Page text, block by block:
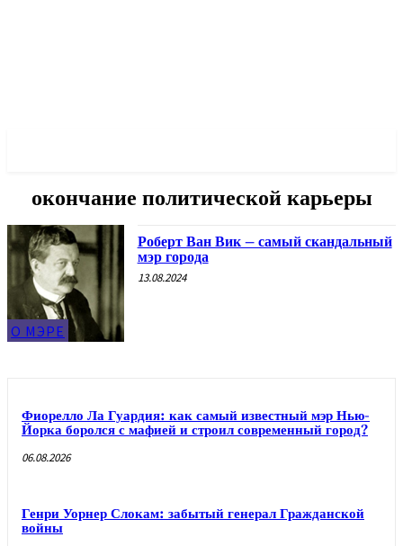
окончание политической карьеры
О МЭРЕ
Роберт Ван Вик – самый скандальный
мэр города
13.08.2024
Фиорелло Ла Гуардия: как самый известный мэр Нью-
Йорка боролся с мафией и строил современный город?
06.08.2026
Генри Уорнер Слокам: забытый генерал Гражданской
войны